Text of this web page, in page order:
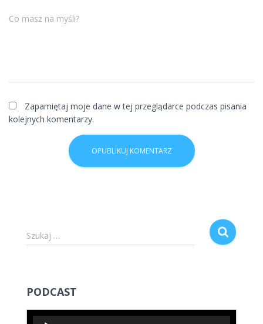
Co masz na myśli?
Zapamiętaj moje dane w tej przeglądarce podczas pisania
kolejnych komentarzy.
S
z
j
:
Szukaj …
PODCAST